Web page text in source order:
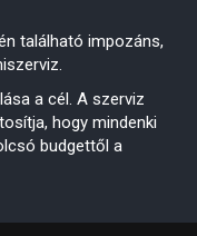
található impozáns,
a cél. A szerviz
hogy mindenki
budgettől a